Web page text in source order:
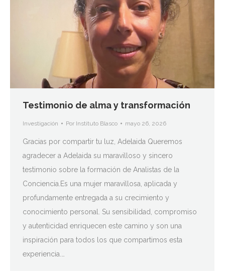
Testimonio de alma y transformación
Investigación Por Instituto Blasco mayo 26, 2026
Gracias por compartir tu luz, Adelaida Queremos
agradecer a Adelaida su maravilloso y sincero
testimonio sobre la formación de Analistas de la
Conciencia.Es una mujer maravillosa, aplicada y
profundamente entregada a su crecimiento y
conocimiento personal. Su sensibilidad, compromiso
y autenticidad enriquecen este camino y son una
inspiración para todos los que compartimos esta
experiencia.…